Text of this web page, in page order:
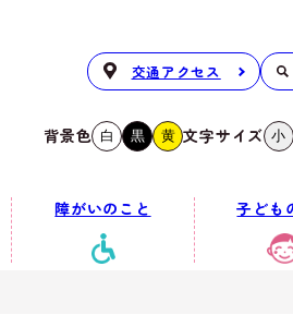
交通アクセス
背景色 白 黒 黄 文字サイズ 小
障がいのこと 子ども